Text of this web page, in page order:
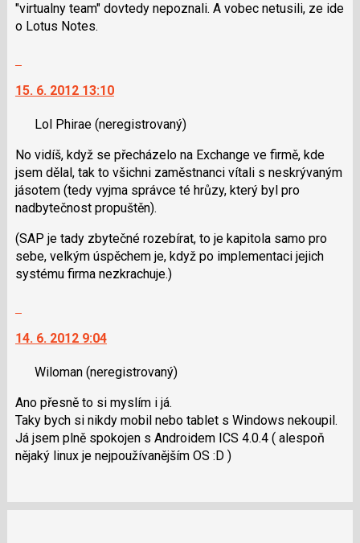
"virtualny team" dovtedy nepoznali. A vobec netusili, ze ide
o Lotus Notes.
další
názor.
navigaci
lze
použít
i
klávesy
N
pro
pro
nový
15. 6. 2012 13:10
Lol Phirae (neregistrovaný)
No vidíš, když se přecházelo na Exchange ve firmě, kde
jsem dělal, tak to všichni zaměstnanci vítali s neskrývaným
jásotem (tedy vyjma správce té hrůzy, který byl pro
nadbytečnost propuštěn).
(SAP je tady zbytečné rozebírat, to je kapitola samo pro
sebe, velkým úspěchem je, když po implementaci jejich
systému firma nezkrachuje.)
další
názor.
navigaci
lze
použít
i
N
14. 6. 2012 9:04
Wiloman (neregistrovaný)
Ano přesně to si myslím i já.
Taky bych si nikdy mobil nebo tablet s Windows nekoupil.
Já jsem plně spokojen s Androidem ICS 4.0.4 ( alespoň
nějaký linux je nejpoužívanějším OS :D )